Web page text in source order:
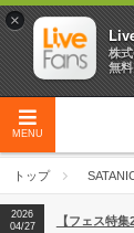
MENU
トップ
2026
04/27
2026
【ライブ動
2026
04/27
【フェス特
×
株
無